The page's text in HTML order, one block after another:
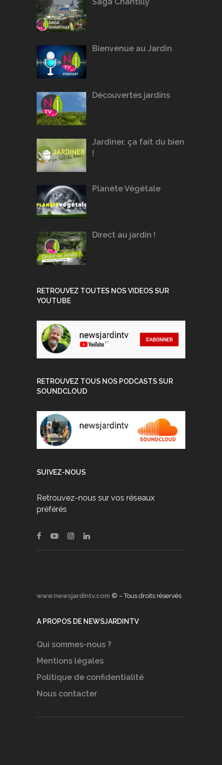
Saga Chantilly
Bienvenue au Jardin
Découvertes jardins
Jardiner, ça fait du bien
!
Planète Végétale
Direct au jardin !
RETROUVEZ TOUTES NOS VIDEOS SUR
YOUTUBE
RETROUVEZ TOUS NOS PODCASTS SUR
SOUNDCLOUD
SUIVEZ-NOUS
Retrouvez-nous sur vos réseaux
préférés
www.newsjardintv.com © – Tous droits réservés
A PROPOS DE NEWSJARDINTV
Qui sommes-nous ?
Mentions légales
Politique de confidentialité
Nous contacter